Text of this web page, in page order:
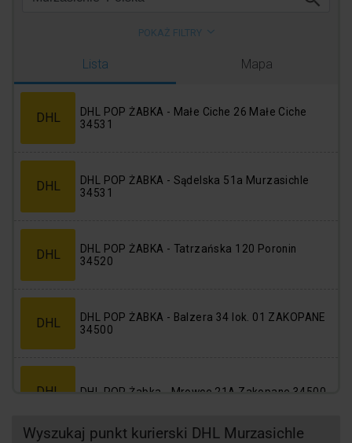
Rejestracja
Wyszukaj punkt kurierski DHL Murzasichle